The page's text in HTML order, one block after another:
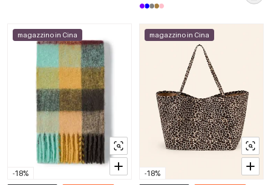
-18%
magazzino in Cina
-18%
magazzino in Cina